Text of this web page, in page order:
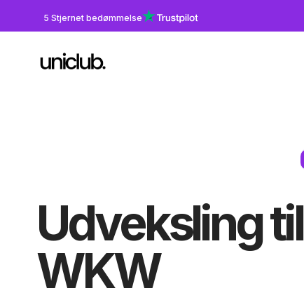
5 Stjernet bedømmelse
Udveksling
WKW